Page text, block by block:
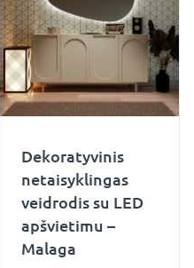
Dekoratyvinis
netaisyklingas
veidrodis su LED
apšvietimu –
Malaga